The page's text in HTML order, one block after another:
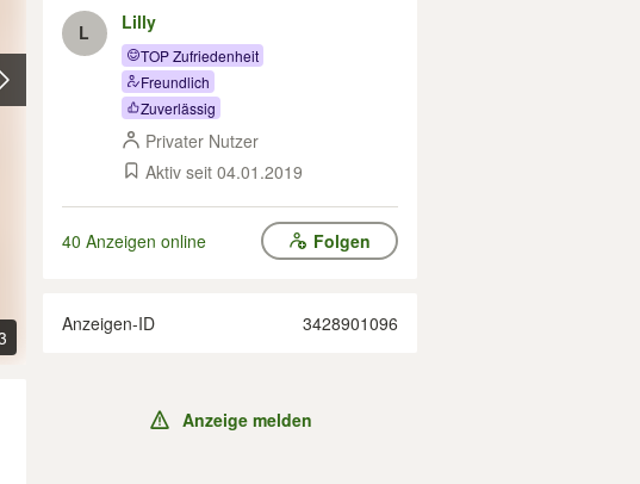
L Lilly
TOP Zufriedenheit
Freundlich
Zuverlässig
Privater Nutzer
Aktiv seit 04.01.2019
40 Anzeigen online Folgen
Anzeigen-ID 3428901096
Anzeige melden